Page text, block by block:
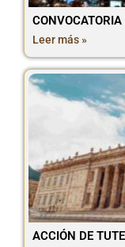
Leer más »
ACCIÓN DE